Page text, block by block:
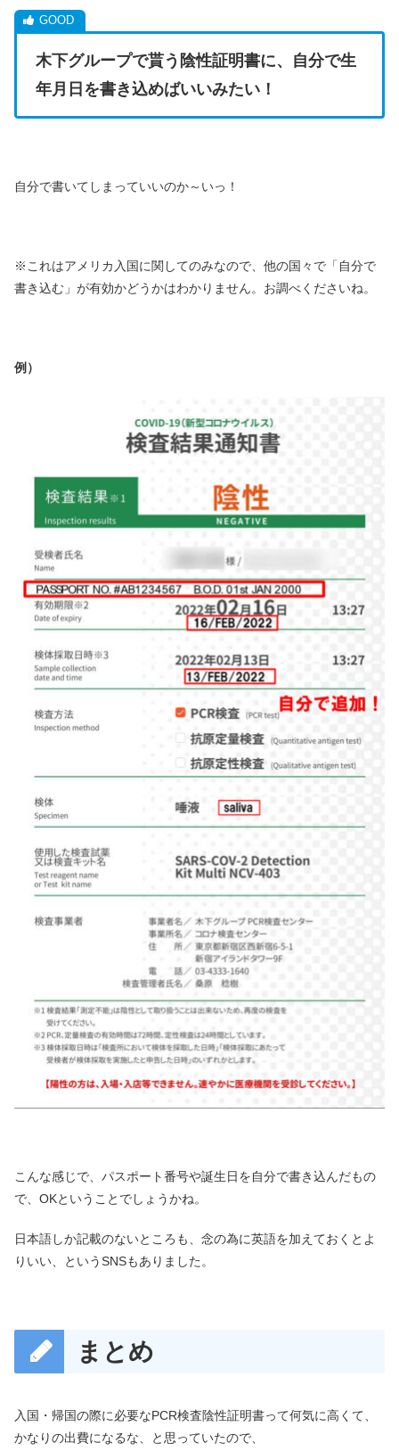
木下グループで貰う陰性証明書に、自分で生
年月日を書き込めばいいみたい！
自分で書いてしまっていいのか～いっ！
※これはアメリカ入国に関してのみなので、他の国々で「自分で
書き込む」が有効かどうかはわかりません。お調べくださいね。
例）
こんな感じで、パスポート番号や誕生日を自分で書き込んだもの
で、OKということでしょうかね。
日本語しか記載のないところも、念の為に英語を加えておくとよ
りいい、というSNSもありました。
まとめ
入国・帰国の際に必要なPCR検査陰性証明書って何気に高くて、
かなりの出費になるな、と思っていたので、